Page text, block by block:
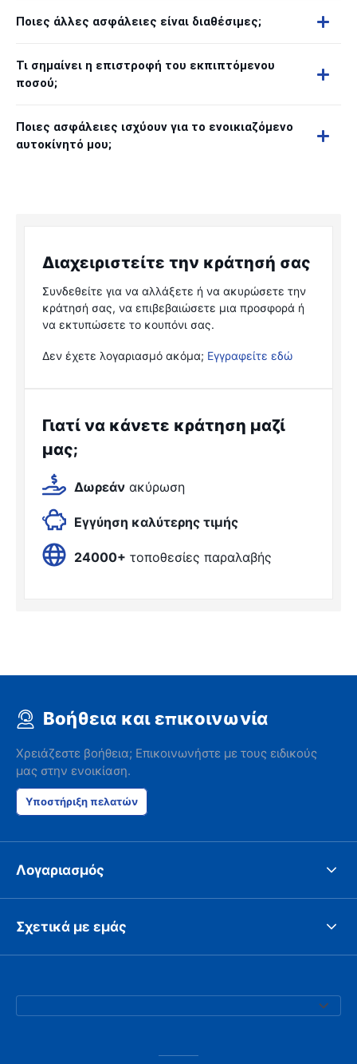
Ποιες άλλες ασφάλειες είναι διαθέσιμες;
Τι σημαίνει η επιστροφή του εκπιπτόμενου
ποσού;
Ποιες ασφάλειες ισχύουν για το ενοικιαζόμενο
αυτοκίνητό μου;
Διαχειριστείτε την κράτησή σας
Συνδεθείτε για να αλλάξετε ή να ακυρώσετε την
κράτησή σας, να επιβεβαιώσετε μια προσφορά ή
να εκτυπώσετε το κουπόνι σας.
Δεν έχετε λογαριασμό ακόμα; Εγγραφείτε εδώ
Γιατί να κάνετε κράτηση μαζί
μας;
Δωρεάν ακύρωση
Εγγύηση καλύτερης τιμής
24000+ τοποθεσίες παραλαβής
Βοήθεια και επικοινωνία
Χρειάζεστε βοήθεια; Επικοινωνήστε με τους ειδικούς
μας στην ενοικίαση.
Υποστήριξη πελατών
Λογαριασμός
Σχετικά με εμάς